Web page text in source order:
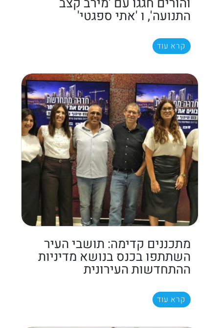
התנועה', ו 'אתי ספגטי'
קרא עוד
מתכננים קדימה: תושבי העיר
השתתפו בכנס בנושא מדיניות
ההתחדשות העירונית
קרא עוד